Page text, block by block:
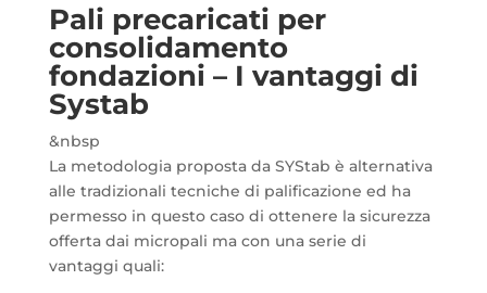
Pali precaricati per
consolidamento
fondazioni – I vantaggi di
Systab
&nbsp
La metodologia proposta da SYStab è alternativa
alle tradizionali tecniche di palificazione ed ha
permesso in questo caso di ottenere la sicurezza
offerta dai micropali ma con una serie di
vantaggi quali: